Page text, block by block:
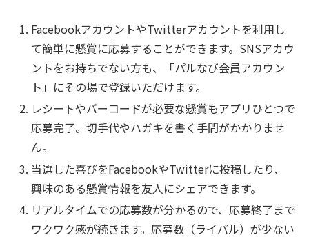
FacebookアカウントやTwitterアカウントを利用し
て簡単に懸賞に応募することができます。SNSアカウ
ントをお持ちでない方も、「パルなび会員アカウン
ト」にその場で登録いただけます。
レシートやバーコードが必要な懸賞もアプリひとつで
応募完了。切手代やハガキを書く手間がかかりませ
ん。
当選した喜びをFacebookやTwitterに投稿したり、
興味のある懸賞情報を友人にシェアできます。
リアルタイムでの応募数が分かるので、応募終了まで
ワクワク感が続きます。応募数（ライバル）が少ない